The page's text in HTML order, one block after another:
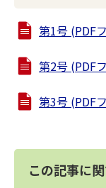
第1号 (PDF
第2号 (PDF
第3号 (PDF
この記事に